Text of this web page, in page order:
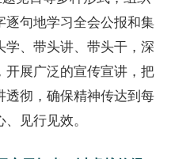
逐句地学习全会公报和集
、带头讲、带头干，深
开展广泛的宣传宣讲，把
彻，确保精神传达到每
见行见效。